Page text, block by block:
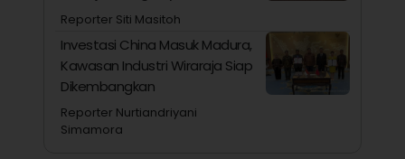
Reporter Siti Masitoh
Investasi China Masuk Madura,
Kawasan Industri Wiraraja Siap
Dikembangkan
Reporter Nurtiandriyani
Simamora